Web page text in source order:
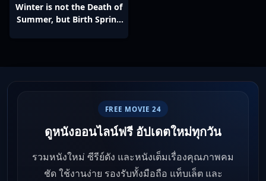
Winter is not the Death of
Summer, but Birth Spring
FREE MOVIE 24
ดูหนังออนไลน์ฟรี อัปเดตใหม่ทุกวัน
รวมหนังใหม่ ซีรีย์ดัง และหนังเต็มเรื่องคุณภาพคม
ชัด ใช้งานง่าย รองรับทั้งมือถือ แท็บเล็ต และ